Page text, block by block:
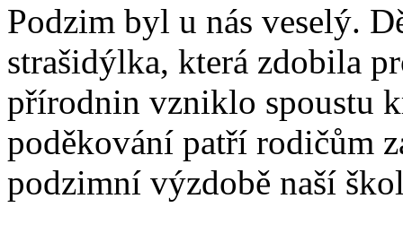
Podzim byl u nás veselý.
strašidýlka, která zdobila
přírodnin vzniklo spoustu
poděkování patří rodičům
podzimní výzdobě naší